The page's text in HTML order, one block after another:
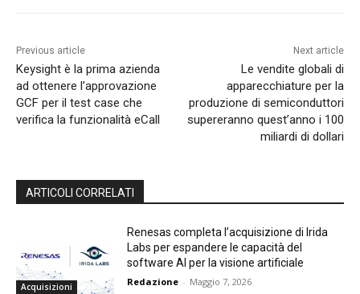
Previous article
Keysight è la prima azienda
ad ottenere l’approvazione
GCF per il test case che
verifica la funzionalità eCall
Next article
Le vendite globali di
apparecchiature per la
produzione di semiconduttori
supereranno quest’anno i 100
miliardi di dollari
ARTICOLI CORRELATI
Acquisizioni
Renesas completa l’acquisizione di Irida
Labs per espandere le capacità del
software AI per la visione artificiale
Redazione - Maggio 7, 2026